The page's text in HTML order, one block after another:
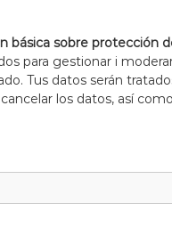
básica sobre protección
para gestionar i
Tus datos serán
los datos, así